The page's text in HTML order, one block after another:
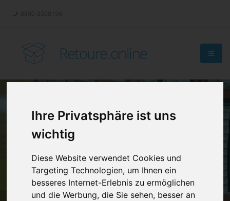
Ihre Privatsphäre ist uns
wichtig
Diese Website verwendet Cookies und
Targeting Technologien, um Ihnen ein
besseres Internet-Erlebnis zu ermöglichen
und die Werbung, die Sie sehen, besser an
Retoure.online
Retouren-
Management?